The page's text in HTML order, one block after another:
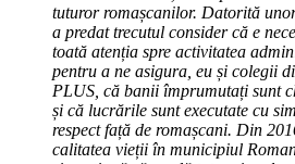
tuturor romașcanilor. Datorită
a predat trecutul consider că e
toată atenția spre activitatea
pentru a ne asigura, eu și colegii
PLUS, că banii împrumutați sunt
și că lucrările sunt executate cu
respect față de romașcani. Din
calitatea vieții în municipiul